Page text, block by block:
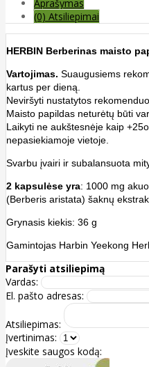
Aprašymas
(0) Atsiliepimai
HERBIN Berberinas maisto
Vartojimas. Suaugusiems
kartus per dieną.
Neviršyti nustatytos
Maisto papildas neturėtų būti
Laikyti ne aukštesnėje kaip
nepasiekiamoje vietoje.
Svarbu įvairi ir subalansuota
2 kapsulėse yra: 1000 mg
(Berberis aristata) šaknų
Grynasis kiekis: 36 g
Gamintojas Harbin Yeekong
Parašyti atsiliepimą
Vardas:
El. pašto adresas:
Atsiliepimas:
Įvertinimas:
Įveskite saugos kodą: